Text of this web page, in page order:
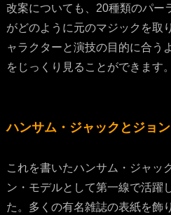
改案についても、20種類のパー
がどのように元のマジックを取
ャラクターと演技の目的に合う
をじっくり見ることができます。
ハンサム・ジャックとジョ
これを書いたハンサム・ジャッ
ン・モデルとして第一線で活躍
た。多くの有名雑誌の表紙を飾